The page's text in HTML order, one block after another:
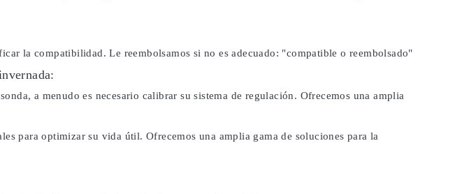
la compatibilidad. Le reembolsamos si no es adecuado: "compatible o reembolsado"
a menudo es necesario calibrar su sistema de regulación. Ofrecemos una amplia
para optimizar su vida útil. Ofrecemos una amplia gama de soluciones para la